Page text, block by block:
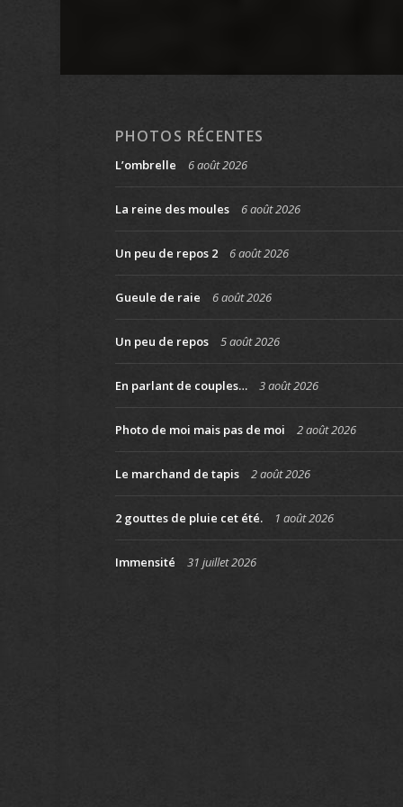
PHOTOS RÉCENTES
L’ombrelle 6 août 2026
La reine des moules 6 août 2026
Un peu de repos 2 6 août 2026
Gueule de raie 6 août 2026
Un peu de repos 5 août 2026
En parlant de couples… 3 août 2026
Photo de moi mais pas de moi 2 août 2026
Le marchand de tapis 2 août 2026
2 gouttes de pluie cet été. 1 août 2026
Immensité 31 juillet 2026